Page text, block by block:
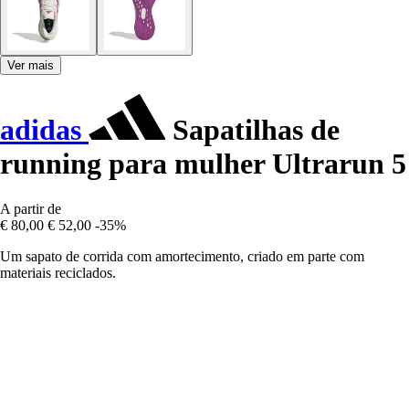
Ver mais
adidas
Sapatilhas de
running para mulher Ultrarun 5
A partir de
€ 80,00 € 52,00 -35%
Um sapato de corrida com amortecimento, criado em parte com
materiais reciclados.